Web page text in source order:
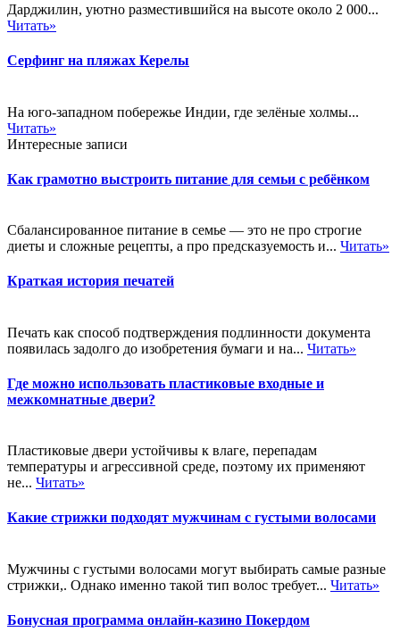
Дарджилин, уютно разместившийся на высоте около 2 000...
Читать»
Серфинг на пляжах Керелы
На юго-западном побережье Индии, где зелёные холмы...
Читать»
Интересные записи
Как грамотно выстроить питание для семьи с ребёнком
Сбалансированное питание в семье — это не про строгие
диеты и сложные рецепты, а про предсказуемость и... Читать»
Краткая история печатей
Печать как способ подтверждения подлинности документа
появилась задолго до изобретения бумаги и на... Читать»
Где можно использовать пластиковые входные и
межкомнатные двери?
Пластиковые двери устойчивы к влаге, перепадам
температуры и агрессивной среде, поэтому их применяют
не... Читать»
Какие стрижки подходят мужчинам с густыми волосами
Мужчины с густыми волосами могут выбирать самые разные
стрижки,. Однако именно такой тип волос требует... Читать»
Бонусная программа онлайн-казино Покердом